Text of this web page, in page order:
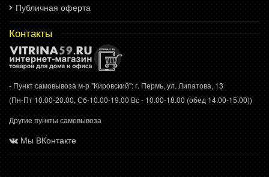
Публичная оферта
Контакты
- Пункт самовывоза м-р "Кировский": г. Пермь, ул. Липатова, 13
(Пн-Пт 10.00-20.00, Сб-10.00-19.00 Вс - 10.00-18.00 (обед 14.00-15.00))
Другие пункты самовывоза
Мы ВКонтакте